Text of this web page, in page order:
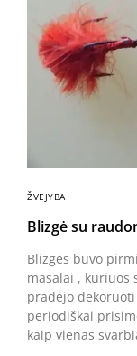
ŽVEJYBA
Blizgė su
Blizgės buvo
masalai ,
pradėjo
periodiškai
kaip vienas